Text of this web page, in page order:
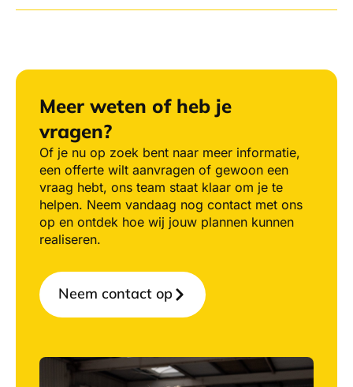
Meer weten of heb je
vragen?
Of je nu op zoek bent naar meer informatie,
een offerte wilt aanvragen of gewoon een
vraag hebt, ons team staat klaar om je te
helpen. Neem vandaag nog contact met ons
op en ontdek hoe wij jouw plannen kunnen
realiseren.
Neem contact op